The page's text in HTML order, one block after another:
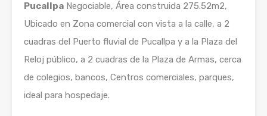
Pucallpa Negociable, Área construida 275.52m2,
Ubicado en Zona comercial con vista a la calle, a 2
cuadras del Puerto fluvial de Pucallpa y a la Plaza del
Reloj público, a 2 cuadras de la Plaza de Armas, cerca
de colegios, bancos, Centros comerciales, parques,
ideal para hospedaje.